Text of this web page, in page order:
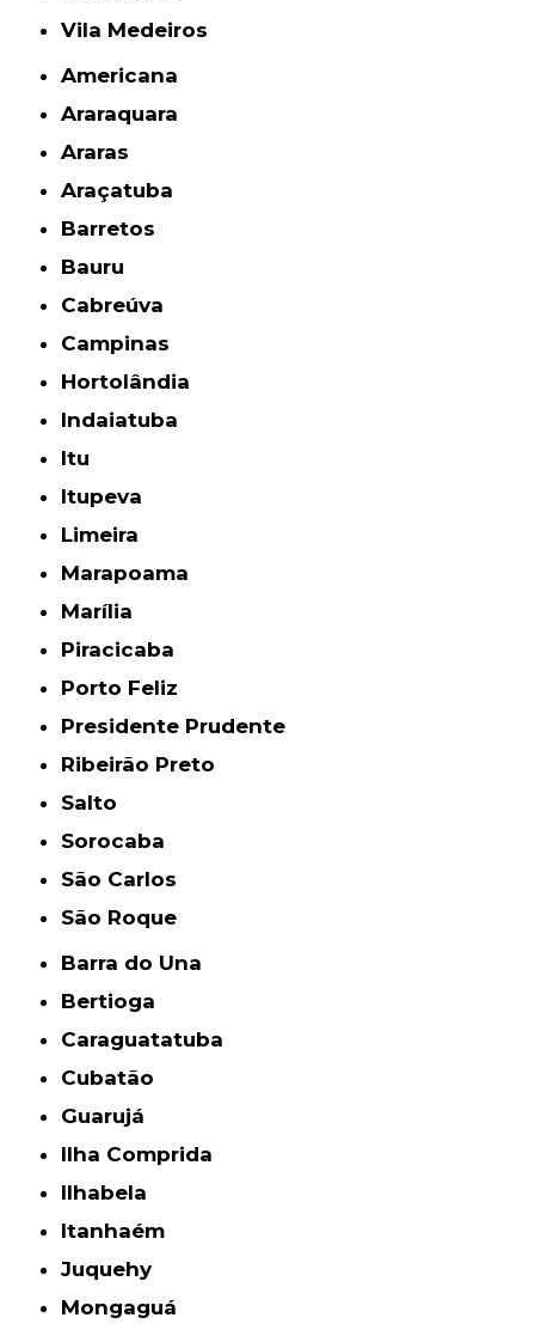
Vila Medeiros
Americana
Araraquara
Araras
Araçatuba
Barretos
Bauru
Cabreúva
Campinas
Hortolândia
Indaiatuba
Itu
Itupeva
Limeira
Marapoama
Marília
Piracicaba
Porto Feliz
Presidente Prudente
Ribeirão Preto
Salto
Sorocaba
São Carlos
São Roque
Barra do Una
Bertioga
Caraguatatuba
Cubatão
Guarujá
Ilha Comprida
Ilhabela
Itanhaém
Juquehy
Mongaguá